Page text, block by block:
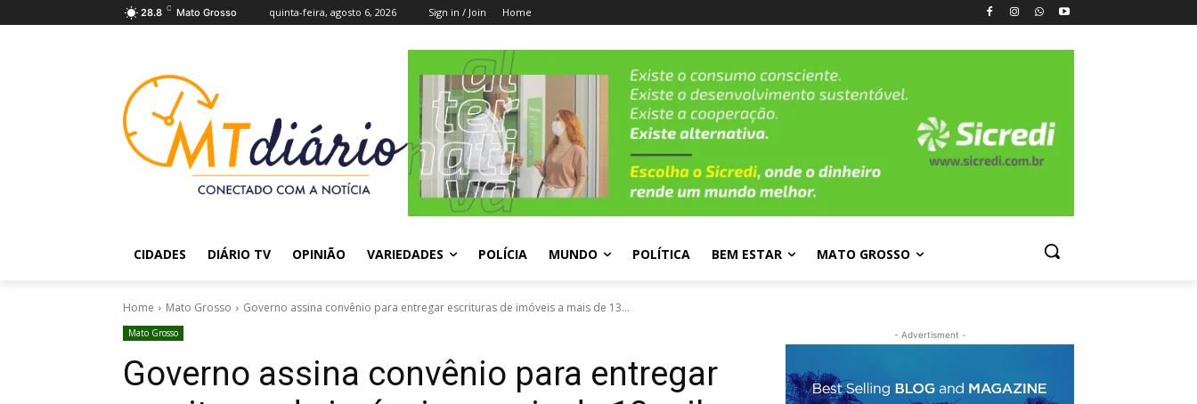
28.8 C Mato Grosso quinta-feira, agosto 6, 2026 Sign in / Join Home
CIDADES DIÁRIO TV OPINIÃO VARIEDADES POLÍCIA MUNDO POLÍTICA BEM ESTAR MATO GROSSO
Home Mato Grosso Governo assina convênio para entregar escrituras de imóveis a mais de 13...
Mato Grosso
Governo assina convênio para entregar
- Advertisment -